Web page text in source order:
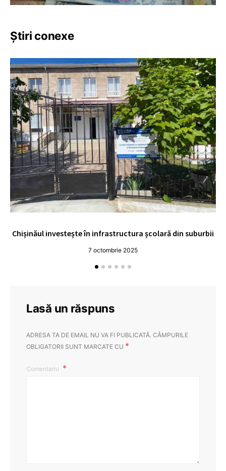
Știri conexe
Chișinăul investește în infrastructura școlară din suburbii
7 octombrie 2025
Lasă un răspuns
ADRESA TA DE EMAIL NU VA FI PUBLICATĂ. CÂMPURILE
OBLIGATORII SUNT MARCATE CU *
Comentariu